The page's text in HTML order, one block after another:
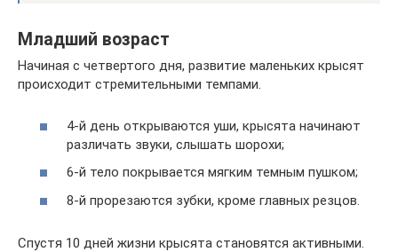
Младший возраст
Начиная с четвертого дня, развитие маленьких крысят
происходит стремительными темпами.
4-й день открываются уши, крысята начинают
различать звуки, слышать шорохи;
6-й тело покрывается мягким темным пушком;
8-й прорезаются зубки, кроме главных резцов.
Спустя 10 дней жизни крысята становятся активными.